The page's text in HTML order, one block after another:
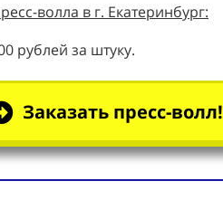
волла в г. Екатеринбург:
рублей за штуку.
Заказать пресс-волл!